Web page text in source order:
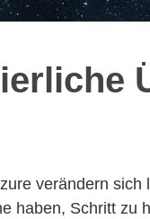
verändern
haben, Schritt zu